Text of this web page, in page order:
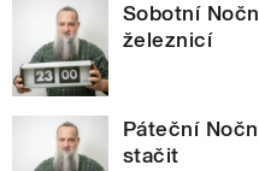
Sobotní
železnicí
Páteční
stačit